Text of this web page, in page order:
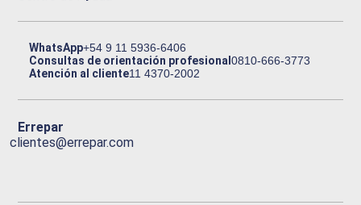
WhatsApp+54 9 11 5936-6406
Consultas de orientación profesional0810-666-3773
Atención al cliente11 4370-2002
Errepar
clientes@errepar.com